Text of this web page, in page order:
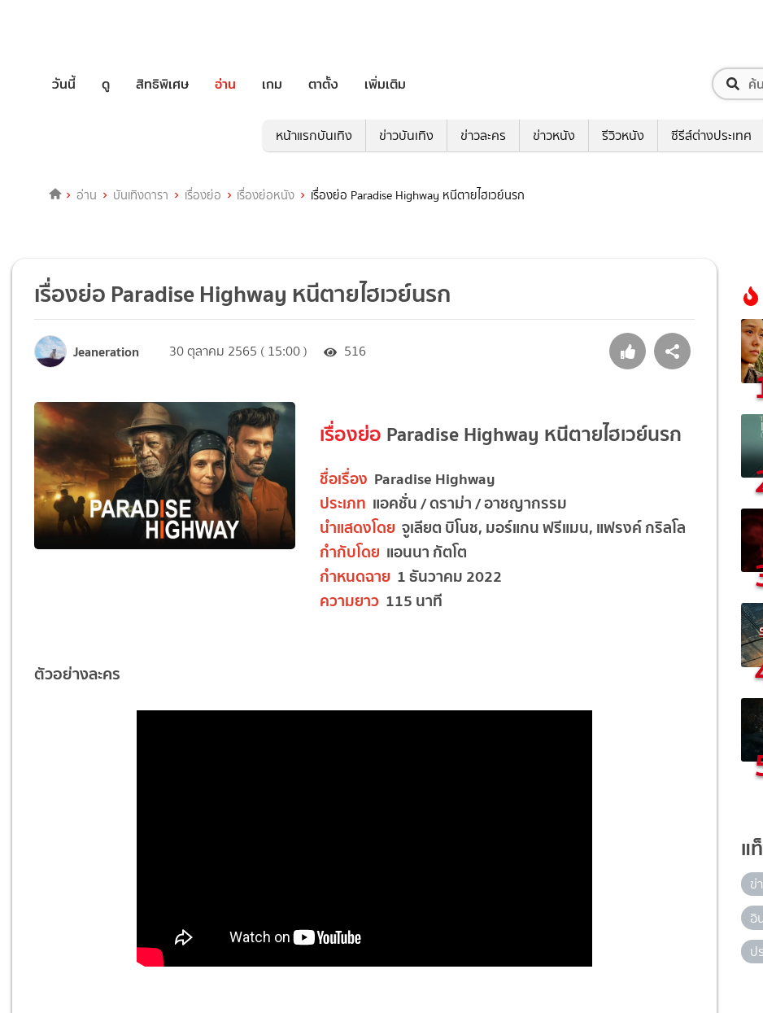
วันนี้ ดู สิทธิพิเศษ อ่าน เกม ตาตั้ง เพิ่มเติม
หน้าแรกบันเทิง ข่าวบันเทิง ข่าวละคร ข่าวหนัง รีวิวหนัง ซีรีส์ต่างประเทศ
อ่าน บันเทิงดารา เรื่องย่อ เรื่องย่อหนัง เรื่องย่อ Paradise Highway หนีตายไฮเวย์นรก
เรื่องย่อ Paradise Highway หนีตายไฮเวย์นรก
Jeaneration 30 ตุลาคม 2565 ( 15:00 ) 516
เรื่องย่อ Paradise Highway หนีตายไฮเวย์นรก
ชื่อเรื่อง Paradise Highway
ประเภท แอคชั่น / ดราม่า / อาชญากรรม
นำแสดงโดย จูเลียต บิโนช, มอร์แกน ฟรีแมน, แฟรงค์ กริลโล
กำกับโดย แอนนา กัตโต
กำหนดฉาย 1 ธันวาคม 2022
ความยาว115 นาที
ตัวอย่างละคร
แ
ข่
อิ
ป